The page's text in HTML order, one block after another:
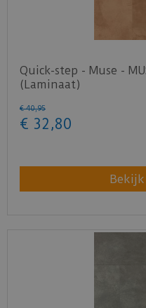
Quick-step - Muse -
(Laminaat)
€ 40,95
€ 32 ,80